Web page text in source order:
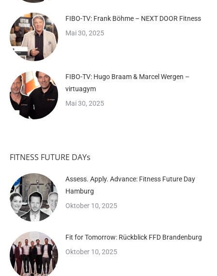
FIBO-TV: Frank Böhme – NEXT DOOR Fitness
Mai 30, 2025
FIBO-TV: Hugo Braam & Marcel Wergen –
virtuagym
Mai 30, 2025
FITNESS FUTURE DAYs
Assess. Apply. Advance: Fitness Future Day
Hamburg
Oktober 10, 2025
Fit for Tomorrow: Rückblick FFD Brandenburg
Oktober 10, 2025